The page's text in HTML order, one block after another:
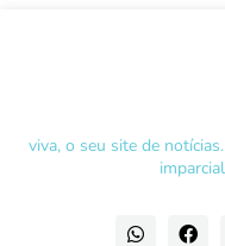
viva, o seu site de